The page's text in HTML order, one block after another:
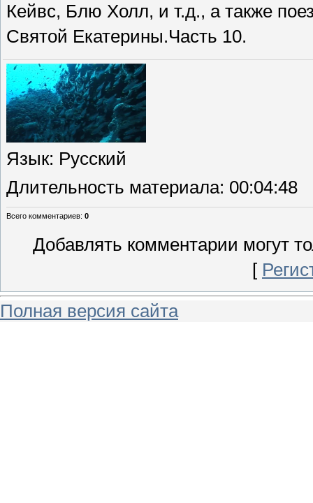
Кейвс, Блю Холл, и т.д., а также
Святой Екатерины.Часть 10.
Язык: Русский
Длительность материала: 00:04:48
Всего комментариев: 0
Добавлять комментарии могут
[
Полная версия сайта